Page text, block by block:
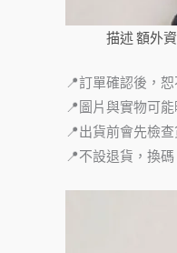
描述額外
📍訂單確認後，
📍圖片與實物可
📍出貨前會先檢
📍不設退貨，換